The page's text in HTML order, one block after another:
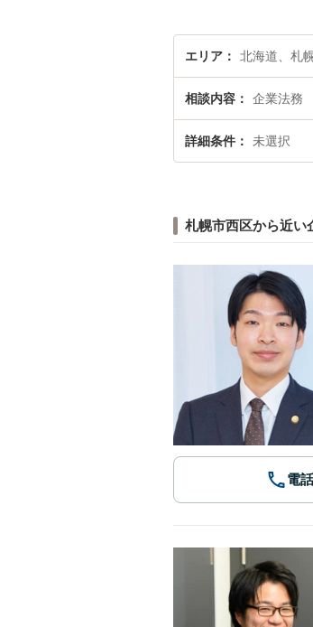
エリア 北海道、札
相談内容 企業法務
詳細条件 未選択
札幌市西区から近い
電